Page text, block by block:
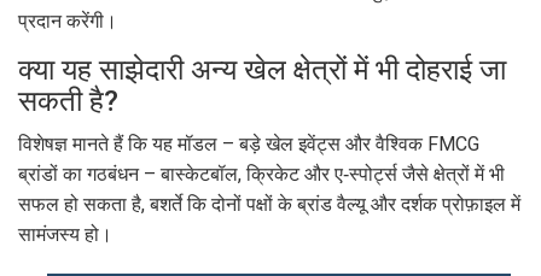
प्रदान करेंगी।
क्या यह साझेदारी अन्य खेल क्षेत्रों में भी दोहराई जा
सकती है?
विशेषज्ञ मानते हैं कि यह मॉडल – बड़े खेल इवेंट्स और वैश्विक FMCG
ब्रांडों का गठबंधन – बास्केटबॉल, क्रिकेट और ए‑स्पोर्ट्स जैसे क्षेत्रों में भी
सफल हो सकता है, बशर्ते कि दोनों पक्षों के ब्रांड वैल्यू और दर्शक प्रोफ़ाइल में
सामंजस्य हो।